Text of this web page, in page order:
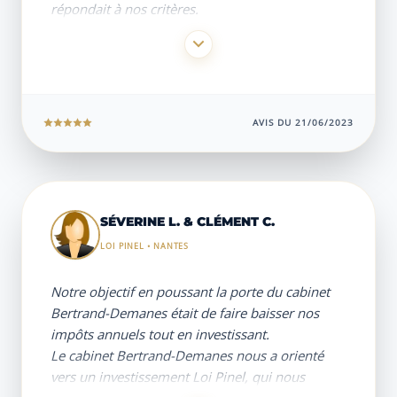
répondait à nos critères.
Enfin, ils ont toujours répondu à nos questions
et ont su être de bons conseils.
AVIS DU 21/06/2023
SÉVERINE L. & CLÉMENT C.
LOI PINEL • NANTES
Notre objectif en poussant la porte du cabinet
Bertrand-Demanes était de faire baisser nos
impôts annuels tout en investissant.
Le cabinet Bertrand-Demanes nous a orienté
vers un investissement Loi Pinel, qui nous